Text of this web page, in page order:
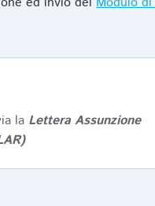
la Lettera Assunzione